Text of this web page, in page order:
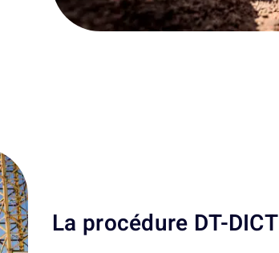
La procédure DT-DICT